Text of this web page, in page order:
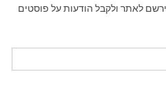
לאתר ולקבל הודעות על פוסטים